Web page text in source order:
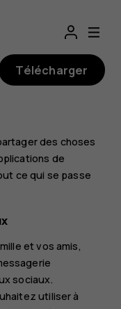
Télécharger
des choses
de
ce qui se passe
et vos amis,
sociaux.
utiliser à